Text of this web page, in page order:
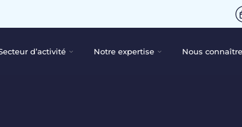
d’activité Notre expertise Nous connaître